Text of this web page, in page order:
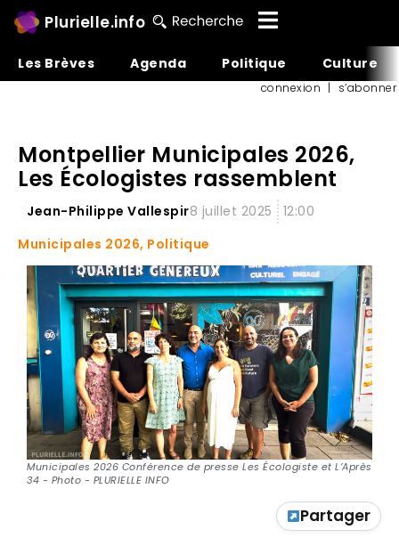
Plurielle.info
Les Brèves Agenda Politique Culture
connexion | s’abonner
Montpellier Municipales 2026,
Les Écologistes rassemblent
Jean-Philippe Vallespir8 juillet 2025
12:00
Municipales 2026, Politique
Municipales 2026 Conférence de presse Les Écologiste et L’Après
34 - Photo - PLURIELLE INFO
Partager